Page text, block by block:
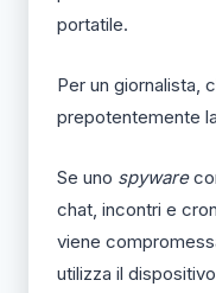
portatile.
Per un giornalista,
prepotentemente
Se uno spyware
chat, incontri e
viene
utilizza il